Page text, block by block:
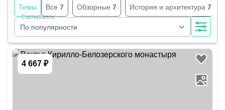
Темы Все 7 Обзорные 7 История и архитектура 7
По популярности
Сортировать:
4 667 ₽